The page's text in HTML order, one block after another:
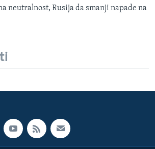
neutralnost, Rusija da smanji napade na